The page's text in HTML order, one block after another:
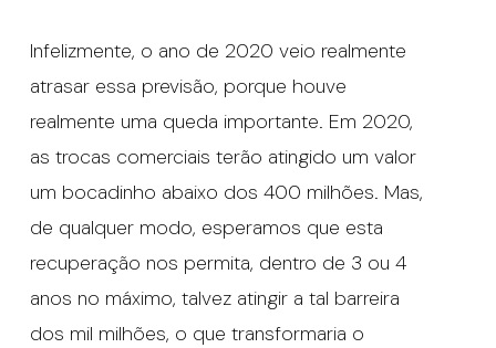
Infelizmente, o ano de 2020 veio realmente
atrasar essa previsão, porque houve
realmente uma queda importante. Em 2020,
as trocas comerciais terão atingido um valor
um bocadinho abaixo dos 400 milhões. Mas,
de qualquer modo, esperamos que esta
recuperação nos permita, dentro de 3 ou 4
anos no máximo, talvez atingir a tal barreira
dos mil milhões, o que transformaria o